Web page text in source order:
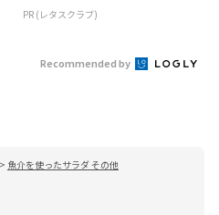
PR (レタスクラブ)
Recommended by
魚介を使ったサラダ その他